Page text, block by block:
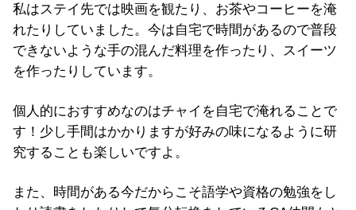
私はステイ先では映画を観たり、お茶やコーヒーを淹
れたりしていました。今は自宅で時間があるので普段
できないような手の混んだ料理を作ったり、スイーツ
を作ったりしています。
個人的におすすめなのはチャイを自宅で淹れることで
す！少し手間はかかりますが好みの味になるように研
究することも楽しいですよ。
また、時間がある今だからこそ語学や資格の勉強をし